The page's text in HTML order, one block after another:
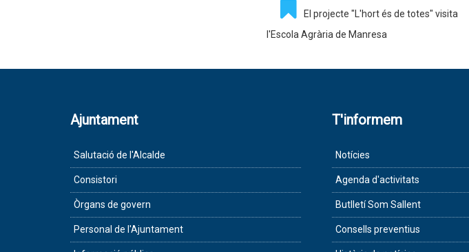
El projecte "L'hort és de totes" visita
l'Escola Agrària de Manresa
Ajuntament
Salutació de l'Alcalde
Consistori
Òrgans de govern
Personal de l'Ajuntament
T'informem
Notícies
Agenda d'activitats
Butlletí Som Sallent
Consells preventius